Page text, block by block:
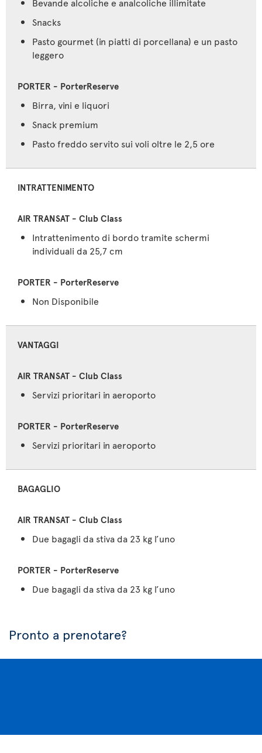
Snacks
Pasto gourmet (in piatti di porcellana) e un pasto
leggero
Birra, vini e liquori
Snack premium
Pasto freddo servito sui voli oltre le 2,5 ore
INTRATTENIMENTO
Intrattenimento di bordo tramite schermi
individuali da 25,7 cm
Non Disponibile
VANTAGGI
Servizi prioritari in aeroporto
Servizi prioritari in aeroporto
BAGAGLIO
Due bagagli da stiva da 23 kg l’uno
Due bagagli da stiva da 23 kg l’uno
Pronto a prenotare?